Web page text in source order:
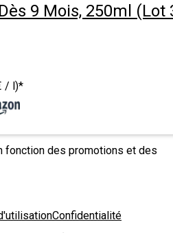
9 Mois, 250ml (Lot
/ l)*
fonction des promotions et des
Confidentialité